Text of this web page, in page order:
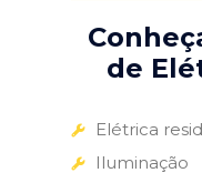
de
Elétrica
Iluminação